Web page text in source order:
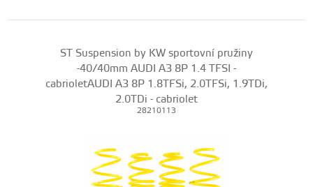
ST Suspension by KW sportovní pružiny
-40/40mm AUDI A3 8P 1.4 TFSI -
cabrioletAUDI A3 8P 1.8TFSi, 2.0TFSi, 1.9TDi,
2.0TDi - cabriolet
28210113